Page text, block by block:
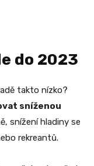
do 2023
takto nízko?
sníženou
snížení hladiny se
rekreantů.